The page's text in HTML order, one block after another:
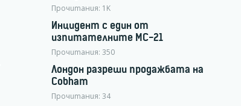
Прочитания: 1K
Инцидент с един от
изпитателните МС-21
Прочитания: 350
Лондон разреши продажбата на
Cobham
Прочитания: 34